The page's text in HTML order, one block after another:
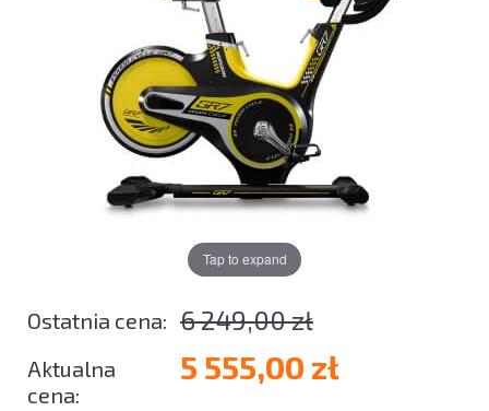
Tap to expand
6 249,00 zł
5 555,00 zł